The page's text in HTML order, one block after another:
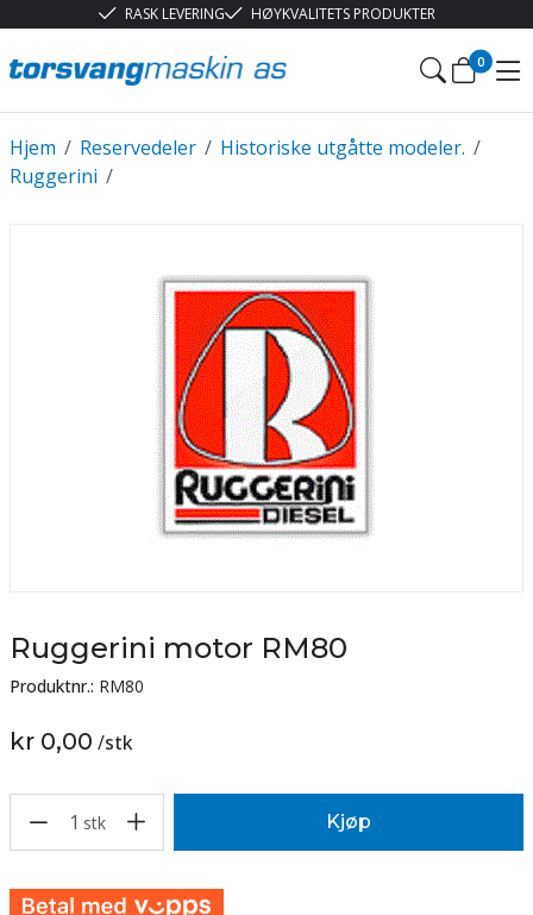
RASK LEVERING HØYKVALITETS PRODUKTER
0
/
Hjem /
Reservedeler /
Historiske utgåtte modeler.
/
Ruggerini
Ruggerini motor RM80
Produktnr.: RM80
kr 0,00 /stk
1 stk Kjøp